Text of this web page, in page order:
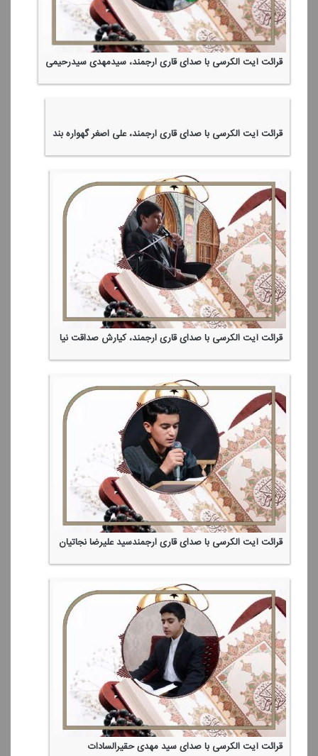
قرائت آیت الكرسی با صدای قاری ارجمند، سیدمهدی سیدرحیمی
قرائت آیت الكرسی با صدای قاری ارجمند، علی اصغر گهواره بند
قرائت آیت الكرسی با صدای قاری ارجمند، كیارش صداقت نیا
قرائت آیت الكرسی با صدای قاری ارجمندسید علیرضا نجاتیان
قرائت آیت الكرسی با صدای سید مهدی حقیرالسادات